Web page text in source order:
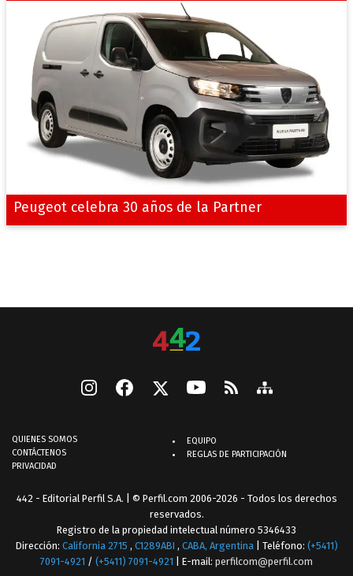
Peugeot celebra 30 años de la Partner
QUIENES SOMOS
CONTÁCTENOS
PRIVACIDAD
EQUIPO
REGLAS DE PARTICIPACIÓN
442 - Editorial Perfil S.A. | © Perfil.com 2006-2026 - Todos los derechos
reservados.
Registro de la propiedad intelectual número 5346433
Dirección: California 2715 , C1289ABI , CABA, Argentina | Teléfono: (+5411)
7091-4921 / (+5411) 7091-4921 | E-mail: perfilcom@perfil.com